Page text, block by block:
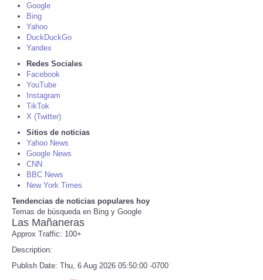
CARTOONS
CONTACT
SEARCH
SHOPPING
Daily Deals
RobinsPost Store
Refund Policy
Google
Bing
Yahoo
DuckDuckGo
Yandex
Redes Sociales
Facebook
YouTube
Instagram
TikTok
X (Twitter)
Sitios de noticias
Yahoo News
Google News
CNN
BBC News
New York Times
Tendencias de noticias populares hoy
Temas de búsqueda en Bing y Google
Las Mañaneras
Approx Traffic: 100+
Description:
Publish Date: Thu, 6 Aug 2026 05:50:00 -0700